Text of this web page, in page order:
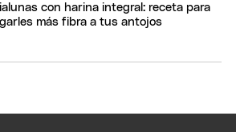
con harina integral: receta para
más fibra a tus antojos